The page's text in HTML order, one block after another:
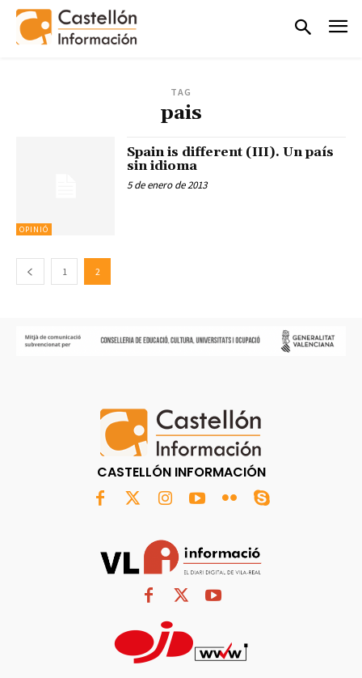
TAG
pais
OPINIÓ
Spain is different (III). Un país
sin idioma
5 de enero de 2013
1 2
CASTELLÓN INFORMACIÓN